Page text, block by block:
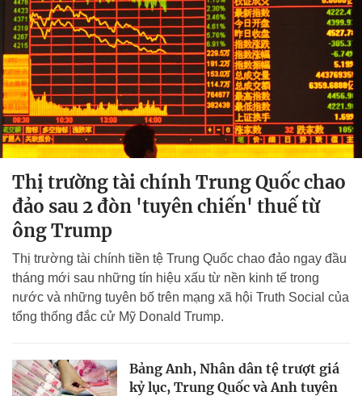
Thị trường tài chính Trung Quốc chao
đảo sau 2 đòn 'tuyên chiến' thuế từ
ông Trump
Thị trường tài chính tiền tệ Trung Quốc chao đảo ngay đầu
tháng mới sau những tín hiệu xấu từ nền kinh tế trong
nước và những tuyên bố trên mạng xã hội Truth Social của
tổng thống đắc cử Mỹ Donald Trump.
Bảng Anh, Nhân dân tệ trượt giá
kỷ lục, Trung Quốc và Anh tuyên